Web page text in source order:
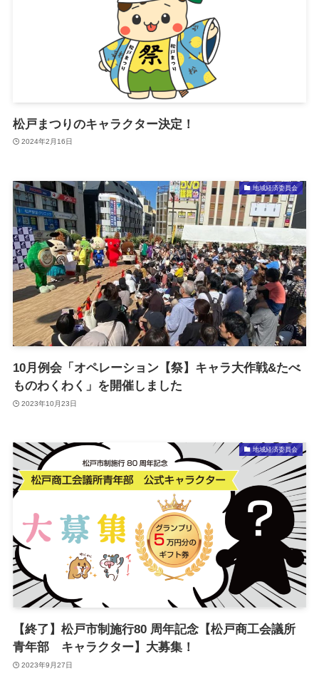
松戸まつりのキャラクター決定！
2024年2月16日
地域経済委員会
10月例会「オペレーション【祭】キャラ大作戦&たべ
ものわくわく」を開催しました
2023年10月23日
地域経済委員会
【終了】松戸市制施行80 周年記念【松戸商工会議所
青年部 キャラクター】大募集！
2023年9月27日